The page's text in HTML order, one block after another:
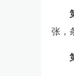
张，